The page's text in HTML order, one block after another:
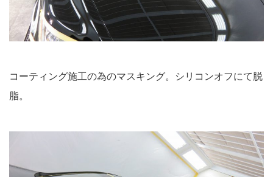
コーティング施工の為のマスキング。シリコンオフにて脱
脂。